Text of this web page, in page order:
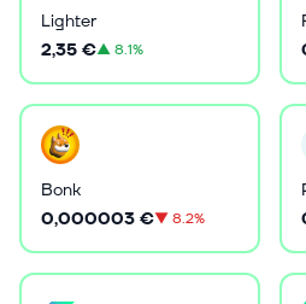
Lighter
2,35 €▲8.1%
Bonk
0,000003 €▼8.2%